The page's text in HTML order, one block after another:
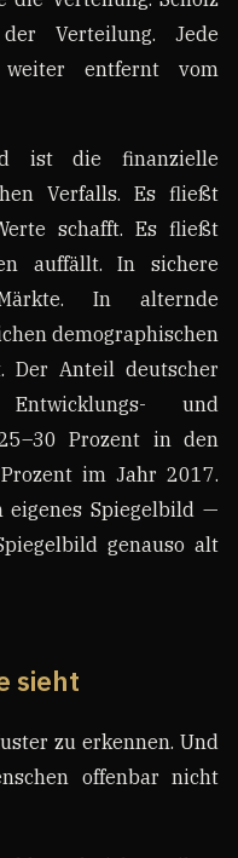
Verteilung. Jede
entfernt vom
ist die finanzielle
Verfalls. Es fließt
schafft. Es fließt
auffällt. In sichere
In alternde
demographischen
Der Anteil deutscher
und
Prozent in den
im Jahr 2017.
Spiegelbild —
genauso alt
sieht
zu erkennen. Und
offenbar nicht